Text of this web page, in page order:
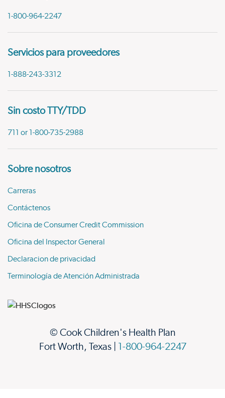
1-800-964-2247
Servicios para proveedores
1-888-243-3312
Sin costo TTY/TDD
711 or 1-800-735-2988
Sobre nosotros
Carreras
Contáctenos
Oficina de Consumer Credit Commission
Oficina del Inspector General
Declaracion de privacidad
Terminología de Atención Administrada
© Cook Children's Health Plan
Fort Worth, Texas |
1-800-964-2247